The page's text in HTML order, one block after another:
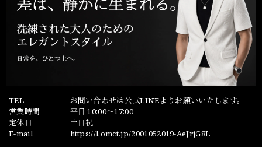
TEL
お問い合わせは公式LINEよりお願いいたします。
営業時間
平日 10:00～17:00
定休日
土日祝
E-mail
https://l.omct.jp/2001052019-AeJrjG8L